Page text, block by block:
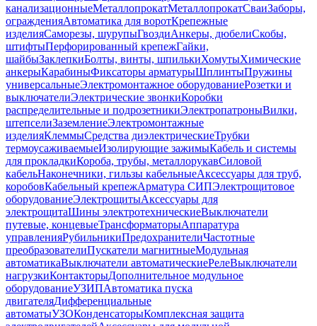
канализационныеМеталлопрокатМеталлопрокатСваиЗаборы,
огражденияАвтоматика для воротКрепежные
изделияСаморезы, шурупыГвоздиАнкеры, дюбелиСкобы,
штифтыПерфорированный крепежГайки,
шайбыЗаклепкиБолты, винты, шпилькиХомутыХимические
анкерыКарабиныФиксаторы арматурыШплинтыПружины
универсальныеЭлектромонтажное оборудованиеРозетки и
выключателиЭлектрические звонкиКоробки
распределительные и подрозетникиЭлектропатроныВилки,
штепселиЗаземлениеЭлектромонтажные
изделияКлеммыСредства диэлектрическиеТрубки
термоусаживаемыеИзолирующие зажимыКабель и системы
для прокладкиКороба, трубы, металлорукавСиловой
кабельНаконечники, гильзы кабельныеАксессуары для труб,
коробовКабельный крепежАрматура СИПЭлектрощитовое
оборудованиеЭлектрощитыАксессуары для
электрощитаШины электротехническиеВыключатели
путевые, концевыеТрансформаторыАппаратура
управленияРубильникиПредохранителиЧастотные
преобразователиПускатели магнитныеМодульная
автоматикаВыключатели автоматическиеРелеВыключатели
нагрузкиКонтакторыДополнительное модульное
оборудованиеУЗИПАвтоматика пуска
двигателяДифференциальные
автоматыУЗОКонденсаторыКомплексная защита